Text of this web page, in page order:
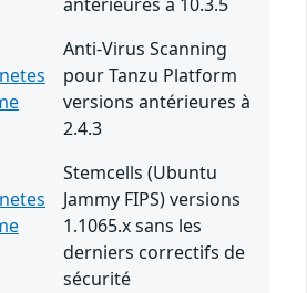
Anti-Virus Scanning
pour Tanzu Platform
versions antérieures à
2.4.3
Stemcells (Ubuntu
Jammy FIPS) versions
1.1065.x sans les
derniers correctifs de
sécurité